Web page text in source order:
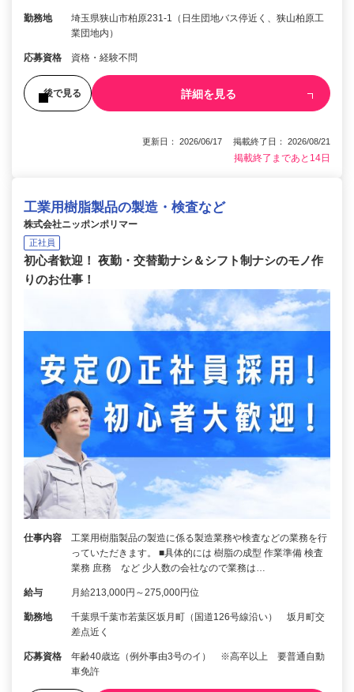
勤務地
埼玉県狭山市柏原231-1（日生団地バス停近く、狭山柏原工
業団地内）
応募資格 資格・経験不問
後で見る 詳細を見る
更新日： 2026/06/17 掲載終了日： 2026/08/21
掲載終了まであと14日
工業用樹脂製品の製造・検査など
株式会社ニッポンポリマー
正社員
初心者歓迎！ 夜勤・交替勤ナシ＆シフト制ナシのモノ作
りのお仕事！
仕事内容
工業用樹脂製品の製造に係る製造業務や検査などの業務を行
っていただきます。 ■具体的には 樹脂の成型 作業準備 検査
業務 庶務 など 少人数の会社なので業務は…
給与 月給213,000円～275,000円位
勤務地
千葉県千葉市若葉区坂月町（国道126号線沿い） 坂月町交
差点近く
応募資格
年齢40歳迄（例外事由3号のイ） ※高卒以上 要普通自動
車免許